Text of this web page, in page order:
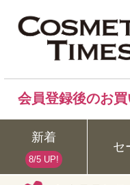
会員登録後のお
新着
8/5 UP!
セ